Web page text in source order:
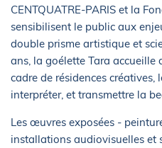
CENTQUATRE-PARIS et la
sensibilisent le public aux
double prisme artistique et
ans, la goélette Tara accueille
cadre de résidences créatives,
interpréter, et transmettre la
Les œuvres exposées -
installations audiovisuelles